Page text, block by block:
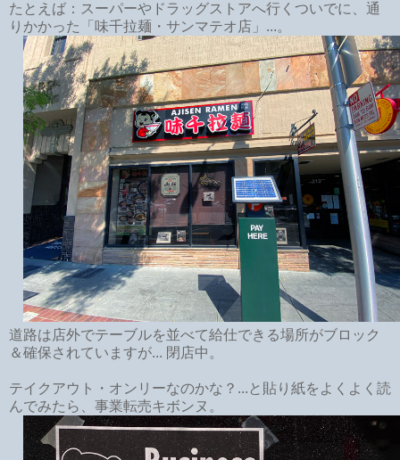
たとえば：スーパーやドラッグストアへ行くついでに、通
りかかった「味千拉麺・サンマテオ店」...。
道路は店外でテーブルを並べて給仕できる場所がブロック
＆確保されていますが... 閉店中。
テイクアウト・オンリーなのかな？...と貼り紙をよくよく読
んでみたら、事業転売キボンヌ。